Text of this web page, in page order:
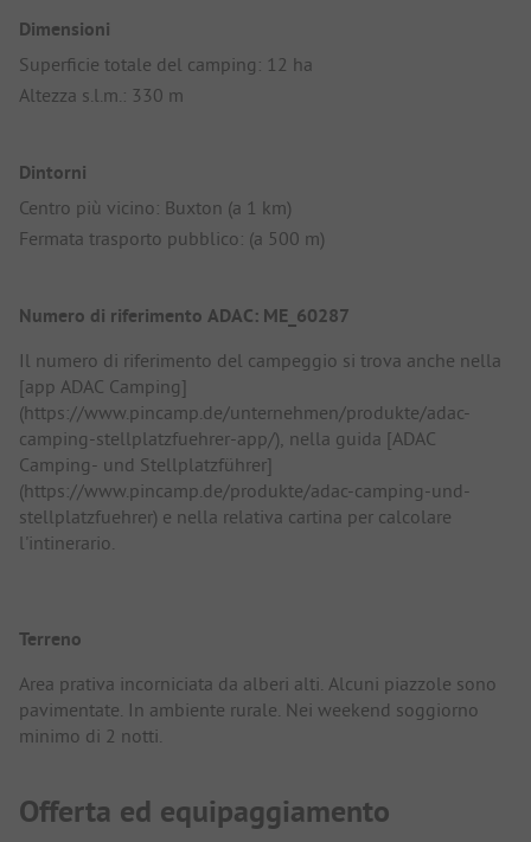
Dimensioni
Superficie totale del camping: 12 ha
Altezza s.l.m.: 330 m
Dintorni
Centro più vicino: Buxton (a 1 km)
Fermata trasporto pubblico: (a 500 m)
Numero di riferimento ADAC: ME_60287
Il numero di riferimento del campeggio si trova anche nella
[app ADAC Camping]
(https://www.pincamp.de/unternehmen/produkte/adac-
camping-stellplatzfuehrer-app/), nella guida [ADAC
Camping- und Stellplatzführer]
(https://www.pincamp.de/produkte/adac-camping-und-
stellplatzfuehrer) e nella relativa cartina per calcolare
l'intinerario.
Terreno
Area prativa incorniciata da alberi alti. Alcuni piazzole sono
pavimentate. In ambiente rurale. Nei weekend soggiorno
minimo di 2 notti.
Offerta ed equipaggiamento